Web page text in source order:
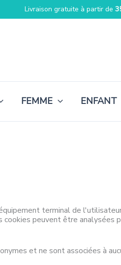
FEMME ENFANT
terminal de
peuvent être
et ne sont associées à
Livraison gratuite à partir de